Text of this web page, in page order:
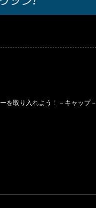
を取り入れよう！－キャップ－